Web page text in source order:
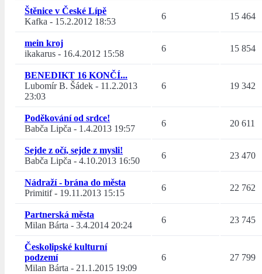
Štěnice v České Lípě
Kafka - 15.2.2012 18:53
6 15 464
mein kroj
ikakarus - 16.4.2012 15:58
6 15 854
BENEDIKT 16 KONČÍ...
Lubomír B. Šádek - 11.2.2013
23:03
6 19 342
Poděkování od srdce!
Babča Lipča - 1.4.2013 19:57
6 20 611
Sejde z očí, sejde z mysli!
Babča Lipča - 4.10.2013 16:50
6 23 470
Nádraží - brána do města
Primitif- 19.11.2013 15:15
6 22 762
Partnerská města
Milan Bárta - 3.4.2014 20:24
6 23 745
Českolipské kulturní
podzemí
Milan Bárta - 21.1.2015 19:09
6 27 799